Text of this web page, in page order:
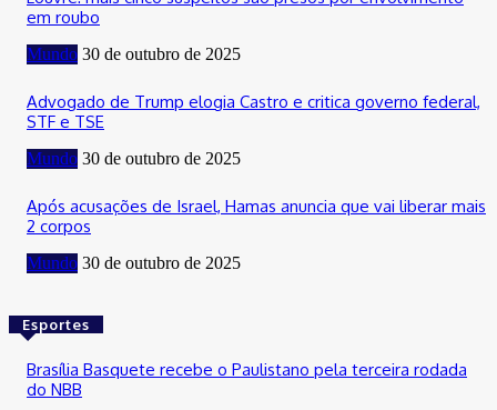
em roubo
Mundo 30 de outubro de 2025
Advogado de Trump elogia Castro e critica governo federal,
STF e TSE
Mundo 30 de outubro de 2025
Após acusações de Israel, Hamas anuncia que vai liberar mais
2 corpos
Mundo 30 de outubro de 2025
Esportes
Brasília Basquete recebe o Paulistano pela terceira rodada
do NBB